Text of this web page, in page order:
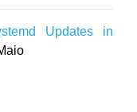
Updates in